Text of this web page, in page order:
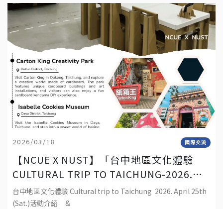
2026/03/18 國際交流
【NCUE X NUST】「台中地區文化體驗
CULTURAL TRIP TO TAICHUNG-2026.
APRIL 25TH (SAT.)」
台中地區文化體驗 Cultural trip to Taichung 2026. April 25th
(Sat.)活動介紹 &